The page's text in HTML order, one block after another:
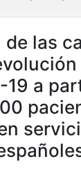
de las
19 a